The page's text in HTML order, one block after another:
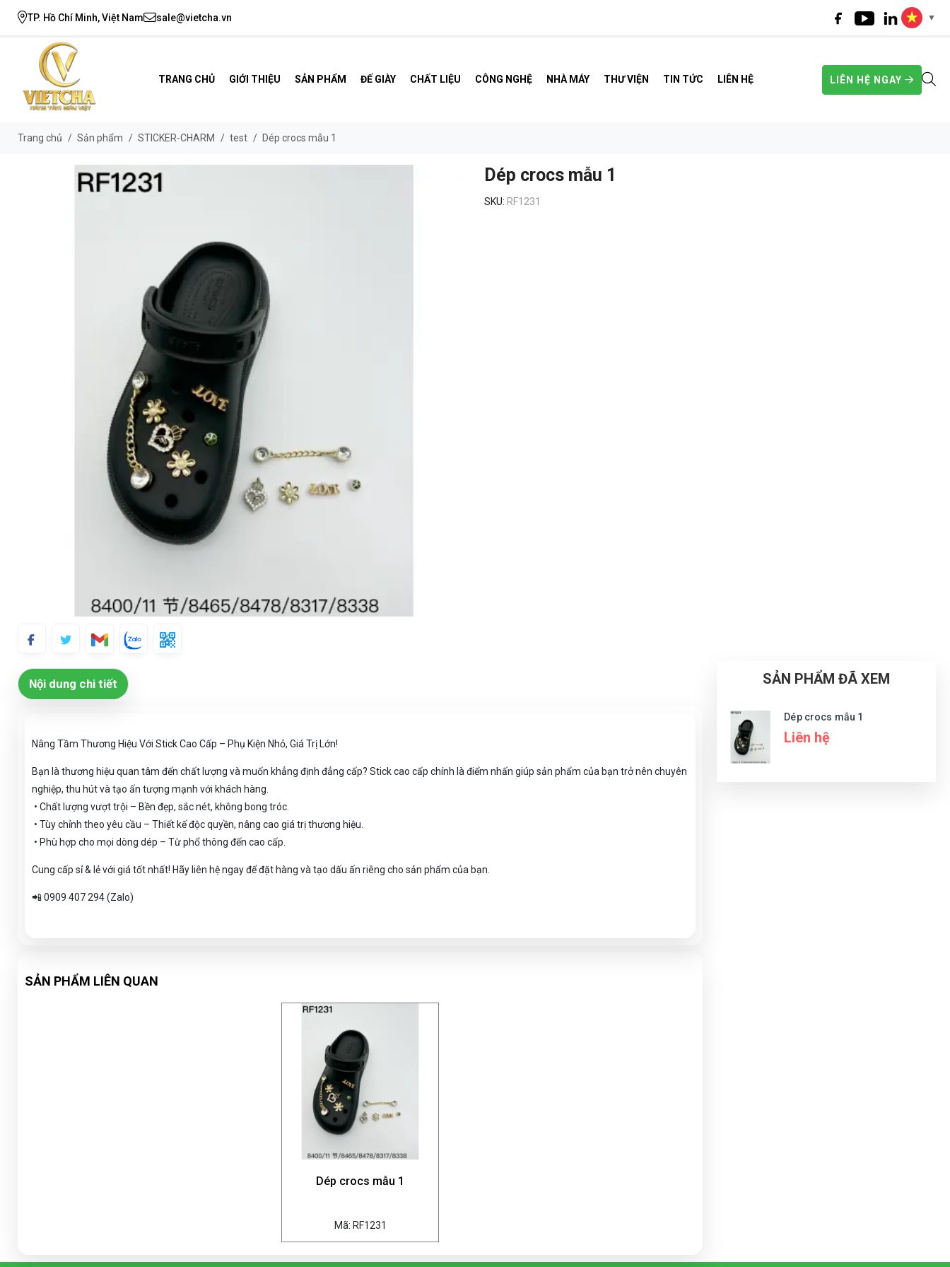
TP. Hồ Chí Minh, Việt Nam sale@vietcha.vn ▼
TRANG CHỦ GIỚI THIỆU SẢN PHẨM ĐẾ GIÀY CHẤT LIỆU CÔNG NGHỆ NHÀ MÁY THƯ VIỆN TIN TỨC LIÊN HỆ LIÊN HỆ NGAY
Trang chủ / Sản phẩm / STICKER-CHARM / test / Dép crocs mẫu 1
Dép crocs mẫu 1
SKU: RF1231
Nội dung chi tiết
Nâng Tầm Thương Hiệu Với Stick Cao Cấp – Phụ Kiện Nhỏ, Giá Trị Lớn!
Bạn là thương hiệu quan tâm đến chất lượng và muốn khẳng định đẳng cấp? Stick cao cấp chính là điểm nhấn giúp sản phẩm của bạn trở nên chuyên
nghiệp, thu hút và tạo ấn tượng mạnh với khách hàng.
• Chất lượng vượt trội – Bền đẹp, sắc nét, không bong tróc.
• Tùy chỉnh theo yêu cầu – Thiết kế độc quyền, nâng cao giá trị thương hiệu.
• Phù hợp cho mọi dòng dép – Từ phổ thông đến cao cấp.
Cung cấp sỉ & lẻ với giá tốt nhất! Hãy liên hệ ngay để đặt hàng và tạo dấu ấn riêng cho sản phẩm của bạn.
📲 0909 407 294 (Zalo)
SẢN PHẨM LIÊN QUAN
Dép crocs mẫu 1
Mã: RF1231
SẢN PHẨM ĐÃ XEM
Dép crocs mẫu 1
Liên hệ